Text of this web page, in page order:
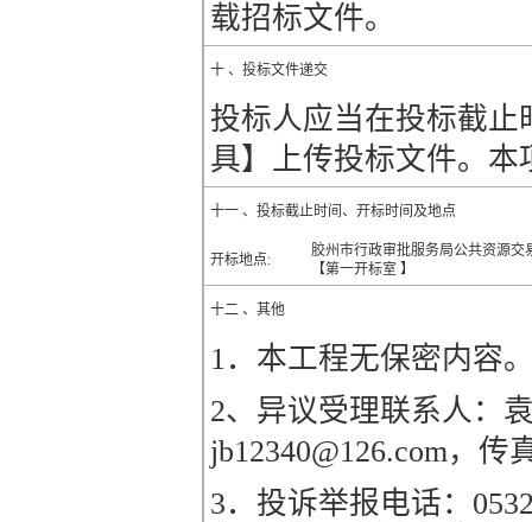
载招标文件。
十 、投标文件递交
投标人应当在投标截
具】上传投标文件。
十一 、投标截止时间、开标时间及地点
开标地点:
胶州市行政审批服务局公共资源交
【第一开标室 】
十二 、其他
1．本工程无保密内容
2、异议受理联系人：
jb12340@126.com，
3．投诉举报电话：